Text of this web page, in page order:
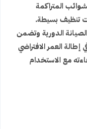
المتراكمة
تنظيف بسيطة.
الدورية وتضمن
إطالة العمر الافتراضي
مع الاستخدام